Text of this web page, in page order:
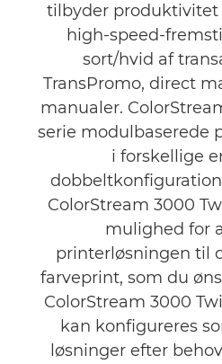
tilbyder produktivitet
high-speed-
sort/hvid af
TransPromo, direct
manualer.
serie modulbaserede
i forskellige
ColorStream 3000
mulighed for
printerløsningen til
farveprint, som du
ColorStream 3000
kan konfigureres
løsninger efter